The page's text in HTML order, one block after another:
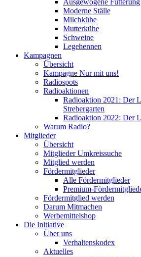
Ausgewogene Fütterung
Moderne Ställe
Milchkühe
Mutterkühe
Schweine
Legehennen
Kampagnen
Übersicht
Kampagne Nur mit uns!
Radiospots
Radioaktionen
Radioaktion 2021: Der
Strebergarten
Radioaktion 2022: Der
Warum Radio?
Mitglieder
Übersicht
Mitglieder Umkreissuche
Mitglied werden
Fördermitglieder
Alle Fördermitglieder
Premium-
Fördermitglied werden
Darum Mitmachen
Werbemittelshop
Die Initiative
Über uns
Verhaltenskodex
Aktuelles